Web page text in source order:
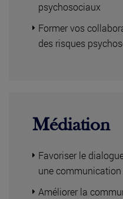
psychosociaux
Former vos
des risques
Médiation
Favoriser le
une
Améliorer la